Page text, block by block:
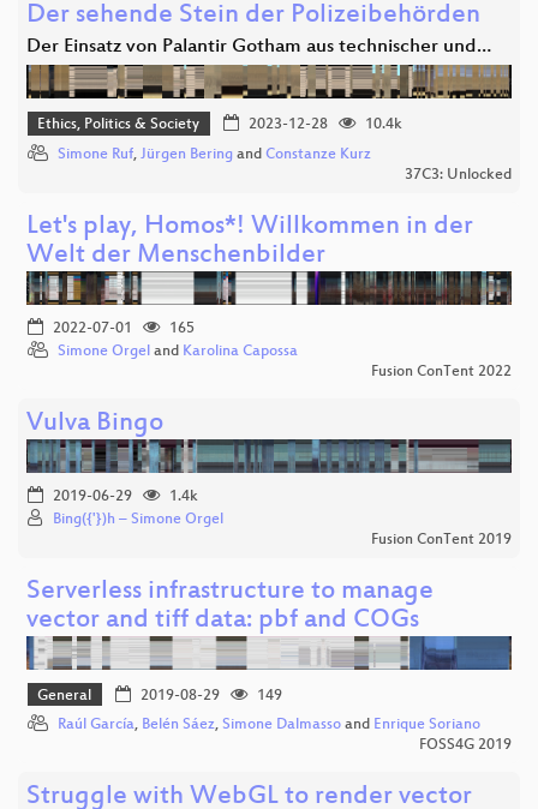
Der sehende Stein der Polizeibehörden
Der Einsatz von Palantir Gotham aus technischer und…
Ethics, Politics & Society 2023-12-28
10.4k
Simone Ruf, Jürgen Bering and Constanze Kurz
37C3: Unlocked
Let's play, Homos*! Willkommen in der
Welt der Menschenbilder
2022-07-01
165
Simone Orgel and Karolina Capossa
Fusion ConTent 2022
Vulva Bingo
2019-06-29
1.4k
Bing({'})h – Simone Orgel
Fusion ConTent 2019
Serverless infrastructure to manage
vector and tiff data: pbf and COGs
General 2019-08-29
149
Raúl García, Belén Sáez, Simone Dalmasso and Enrique Soriano
FOSS4G 2019
Struggle with WebGL to render vector